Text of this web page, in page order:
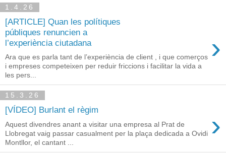
1.4.26
[ARTICLE] Quan les polítiques
públiques renuncien a
l’experiència ciutadana
›
Ara que es parla tant de l’experiència de client , i que comerços
i empreses competeixen per reduir friccions i facilitar la vida a
les pers...
15.3.26
[VÍDEO] Burlant el règim ›
Aquest divendres anant a visitar una empresa al Prat de
Llobregat vaig passar casualment per la plaça dedicada a Ovidi
Montllor, el cantant ...